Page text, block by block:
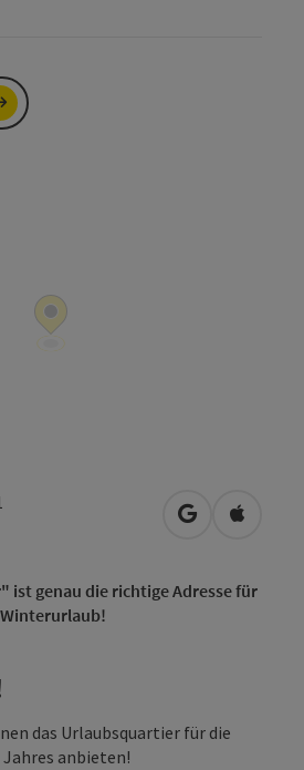
in Google
in
ist genau die richtige Adresse für
das Urlaubsquartier für die
anbieten!